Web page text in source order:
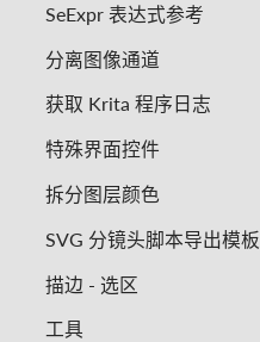
SeExpr 表达式参考
分离图像通道
获取 Krita 程序日志
特殊界面控件
拆分图层颜色
SVG 分镜头脚本导出模板
描边 - 选区
工具